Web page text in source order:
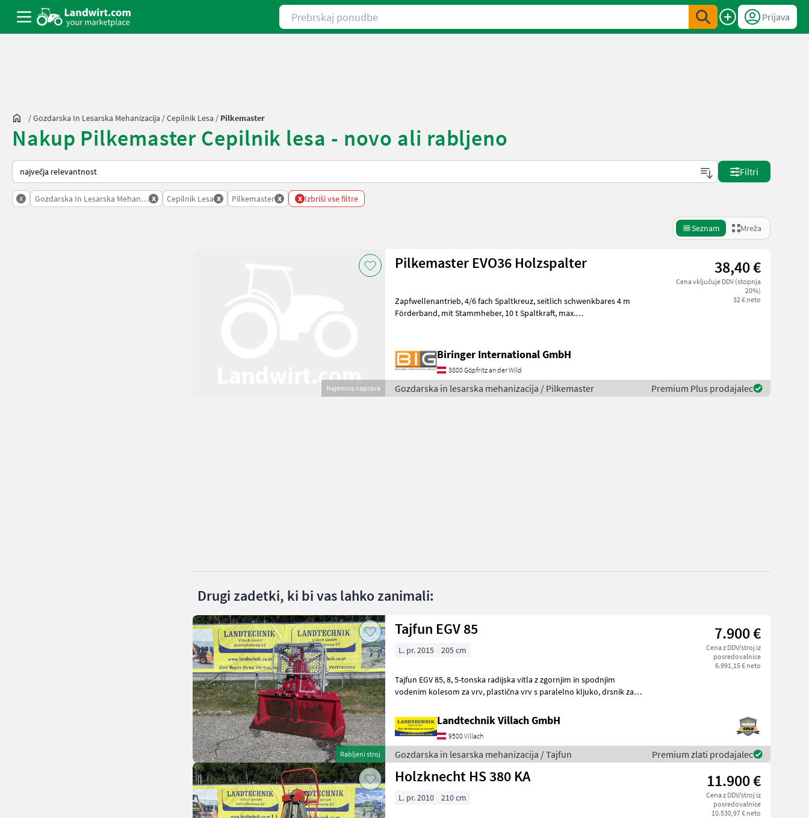
Prebrskaj ponudbe
Prijava
/Gozdarska In Lesarska Mehanizacija /Cepilnik Lesa / Pilkemaster
Nakup Pilkemaster Cepilnik lesa - novo ali rabljeno
Tako je razvrščeno na Landwirt.com
Filtri
x Gozdarska In Lesarska Mehanizacija
x Cepilnik Lesa x Pilkemaster x x Izbriši vse filtre
Seznam Mreža
Najemna naprava
Pilkemaster EVO36 Holzspalter 38,40 €
Cena vključuje DDV (stopnja
20%)
32 € neto
Zapfwellenantrieb, 4/6 fach Spaltkreuz, seitlich schwenkbares 4 m
Förderband, mit Stammheber, 10 t Spaltkraft, max.
Biringer International GmbH
3800 Göpfritz an der Wild
Gozdarska in lesarska mehanizacija / Pilkemaster Premium Plus prodajalec
Drugi zadetki, ki bi vas lahko zanimali:
Rabljeni stroj
Tajfun EGV 85 7.900 €
Cena z DDV/stroj iz
posredovalnice
6.991,15 € neto
L. pr. 2015 205 cm
Tajfun EGV 85, 8, 5-tonska radijska vitla z zgornjim in spodnjim
vodenim kolesom za vrv, plastična vrv s paralelno kljuko, drsnik za
Landtechnik Villach GmbH
9500 Villach
Gozdarska in lesarska mehanizacija / Tajfun Premium zlati prodajalec
Holzknecht HS 380 KA 11.900 €
Cena z DDV/stroj iz
posredovalnice
10.530,97 € neto
L. pr. 2010 210 cm